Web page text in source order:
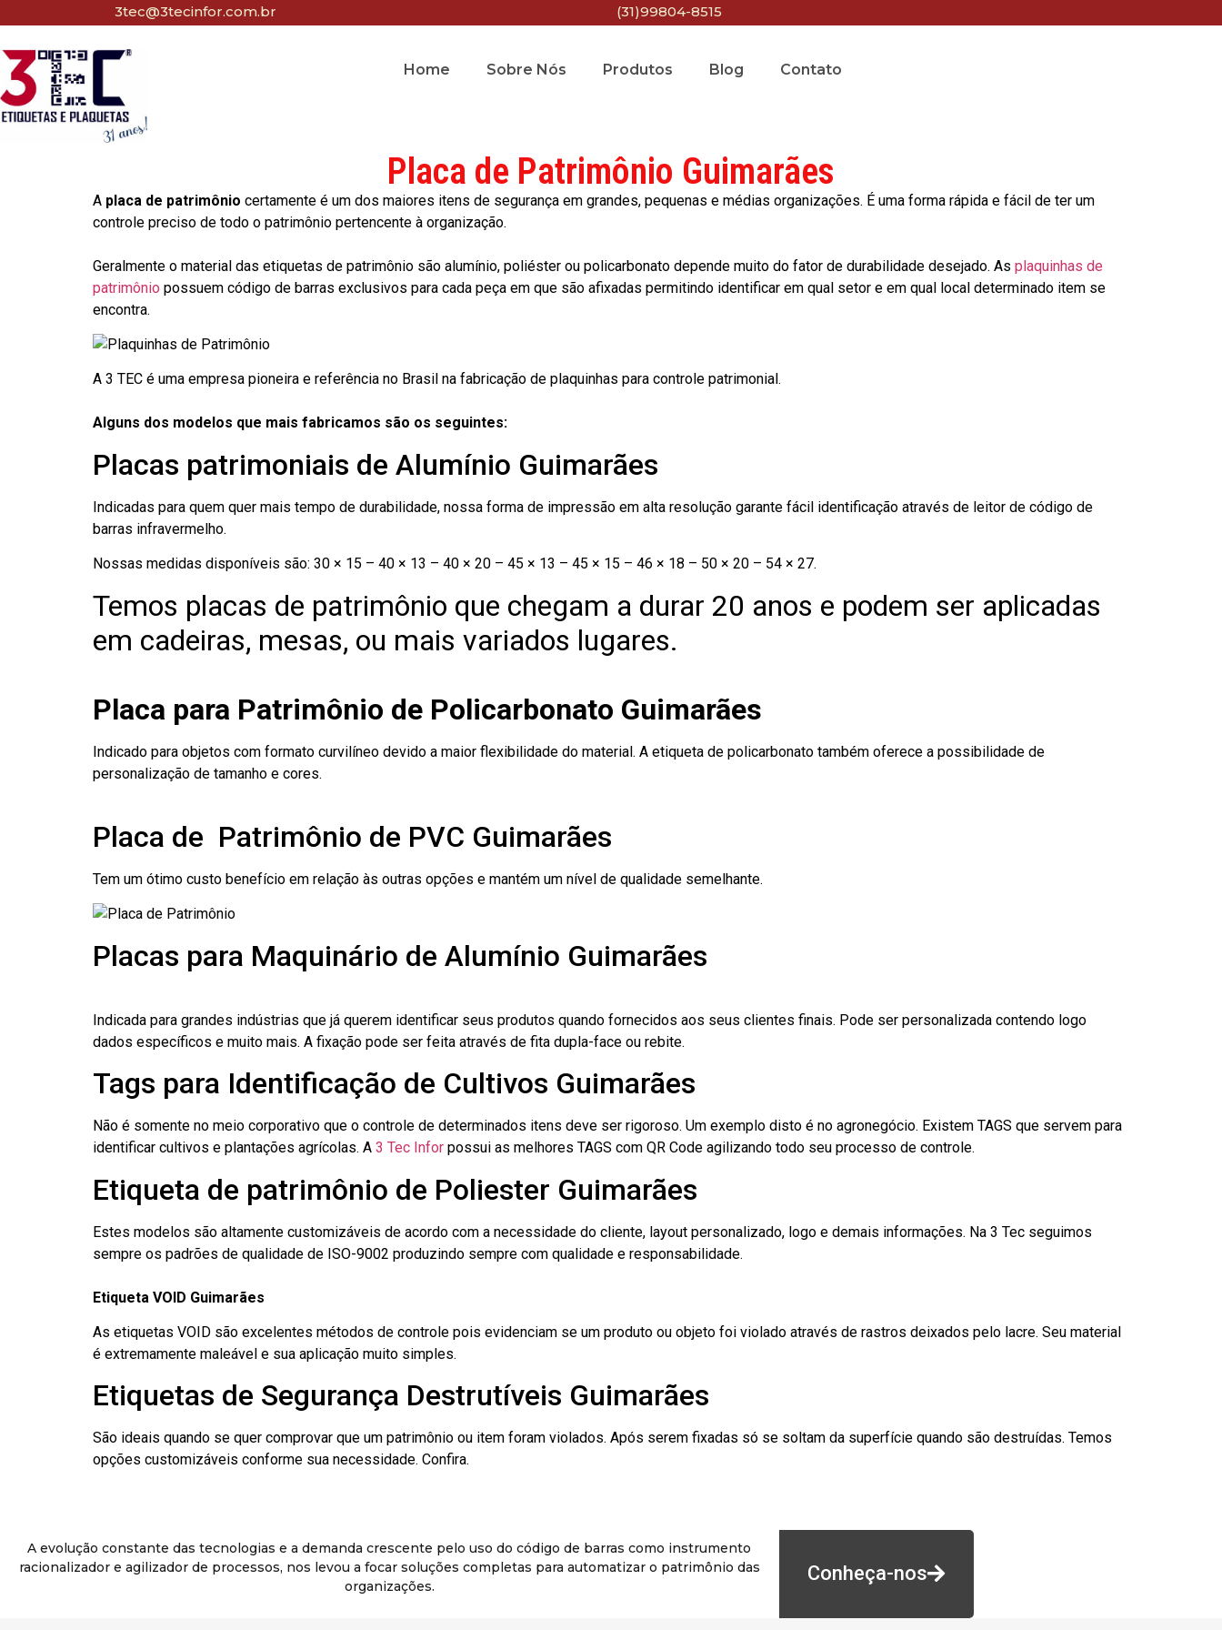
3tec@3tecinfor.com.br (31)99804-8515
Home Sobre Nós Produtos Blog Contato
Placa de Patrimônio Guimarães
A placa de patrimônio certamente é um dos maiores itens de segurança em grandes, pequenas e médias organizações. É uma forma rápida e fácil de ter um
controle preciso de todo o patrimônio pertencente à organização.
Geralmente o material das etiquetas de patrimônio são alumínio, poliéster ou policarbonato depende muito do fator de durabilidade desejado. As plaquinhas de
patrimônio possuem código de barras exclusivos para cada peça em que são afixadas permitindo identificar em qual setor e em qual local determinado item se
encontra.
A 3 TEC é uma empresa pioneira e referência no Brasil na fabricação de plaquinhas para controle patrimonial.
Alguns dos modelos que mais fabricamos são os seguintes:
Placas patrimoniais de Alumínio Guimarães
Indicadas para quem quer mais tempo de durabilidade, nossa forma de impressão em alta resolução garante fácil identificação através de leitor de código de
barras infravermelho.
Nossas medidas disponíveis são: 30 × 15 – 40 × 13 – 40 × 20 – 45 × 13 – 45 × 15 – 46 × 18 – 50 × 20 – 54 × 27.
Temos placas de patrimônio que chegam a durar 20 anos e podem ser aplicadas
em cadeiras, mesas, ou mais variados lugares.
Placa para Patrimônio de Policarbonato Guimarães
Indicado para objetos com formato curvilíneo devido a maior flexibilidade do material. A etiqueta de policarbonato também oferece a possibilidade de
personalização de tamanho e cores.
Placa de Patrimônio de PVC Guimarães
Tem um ótimo custo benefício em relação às outras opções e mantém um nível de qualidade semelhante.
Placas para Maquinário de Alumínio Guimarães
Indicada para grandes indústrias que já querem identificar seus produtos quando fornecidos aos seus clientes finais. Pode ser personalizada contendo logo
dados específicos e muito mais. A fixação pode ser feita através de fita dupla-face ou rebite.
Tags para Identificação de Cultivos Guimarães
Não é somente no meio corporativo que o controle de determinados itens deve ser rigoroso. Um exemplo disto é no agronegócio. Existem TAGS que servem para
identificar cultivos e plantações agrícolas. A 3 Tec Infor possui as melhores TAGS com QR Code agilizando todo seu processo de controle.
Etiqueta de patrimônio de Poliester Guimarães
Estes modelos são altamente customizáveis de acordo com a necessidade do cliente, layout personalizado, logo e demais informações. Na 3 Tec seguimos
sempre os padrões de qualidade de ISO-9002 produzindo sempre com qualidade e responsabilidade.
Etiqueta VOID Guimarães
As etiquetas VOID são excelentes métodos de controle pois evidenciam se um produto ou objeto foi violado através de rastros deixados pelo lacre. Seu material
é extremamente maleável e sua aplicação muito simples.
Etiquetas de Segurança Destrutíveis Guimarães
São ideais quando se quer comprovar que um patrimônio ou item foram violados. Após serem fixadas só se soltam da superfície quando são destruídas. Temos
opções customizáveis conforme sua necessidade. Confira.
A evolução constante das tecnologias e a demanda crescente pelo uso do código de barras como instrumento
racionalizador e agilizador de processos, nos levou a focar soluções completas para automatizar o patrimônio das
organizações.
Conheça-nos